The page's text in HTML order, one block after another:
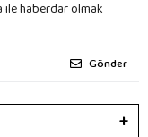
haberdar olmak
Gönder